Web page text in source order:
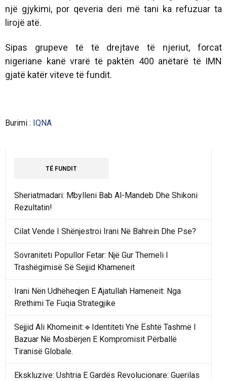
një gjykimi, por qeveria deri më tani ka refuzuar ta
lirojë atë.
Sipas grupeve të të drejtave të njeriut, forcat
nigeriane kanë vrarë të paktën 400 anëtarë të IMN
gjatë katër viteve të fundit.
Burimi : IQNA
TË FUNDIT
Sheriatmadari: Mbylleni Bab Al-Mandeb Dhe Shikoni
Rezultatin!
Cilat Vende I Shënjestroi Irani Në Bahrein Dhe Pse?
Sovraniteti Popullor Fetar: Një Gur Themeli I
Trashëgimisë Së Sejjid Khameneit
Irani Nën Udhëheqjen E Ajatullah Hameneit: Nga
Rrethimi Te Fuqia Strategjike
Sejjid Ali Khomeinit:🔹Identiteti Ynë Është Tashmë I
Bazuar Në Mosbërjen E Kompromisit Përballë
Tiranisë Globale.
Ekskluzive: Ushtria E Gardës Revolucionare: Guerilas